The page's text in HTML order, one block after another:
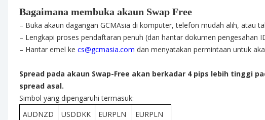
Bagaimana membuka akaun Swap Free
– Buka akaun dagangan GCMAsia di komputer, telefon mudah alih, atau
– Lengkapi proses pendaftaran penuh (dan hantar dokumen pengesahan
– Hantar emel kecs@gcmasia.com dan menyatakan permintaan untuk
Spread pada akaun Swap-Free akan berkadar 4 pips lebih tinggi
spread asal.
Simbol yang dipengaruhi termasuk:
AUDNZD
USDDKK EURPLN
EURPLN